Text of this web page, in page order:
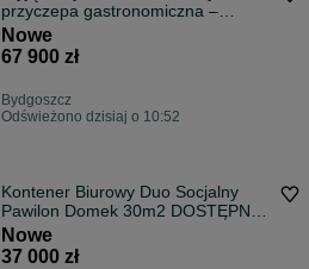
przyczepa gastronomiczna –
jedyna taka na rynku!
Nowe
67 900 zł
Bydgoszcz
Odświeżono dzisiaj o 10:52
Kontener Biurowy Duo Socjalny
Pawilon Domek 30m2 DOSTĘPNY
OD RĘKI
Nowe
37 000 zł